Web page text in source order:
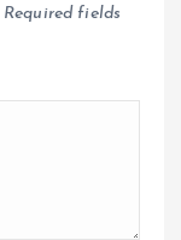
Required fields